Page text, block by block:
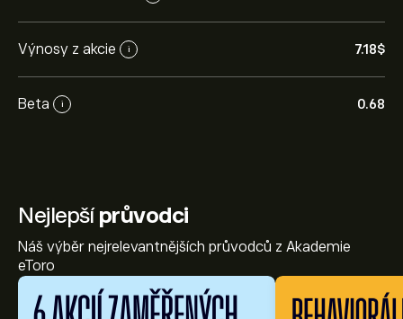
Výnosy z akcie i 7.18‎$‎
Beta i 0.68
Nejlepšíprůvodci
Náš výběr nejrelevantnějších průvodců z Akademie
eToro